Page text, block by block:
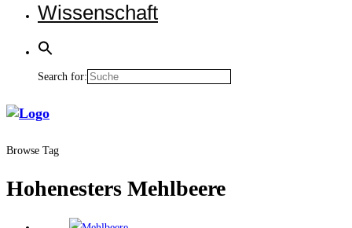
Wis­sen­schaft
Search for:
Browse Tag
Hohenesters Mehlbeere